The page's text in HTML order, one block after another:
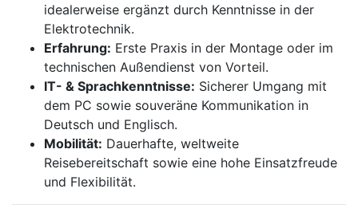
idealerweise ergänzt durch Kenntnisse in der
Elektrotechnik.
Erfahrung: Erste Praxis in der Montage oder im
technischen Außendienst von Vorteil.
IT- & Sprachkenntnisse: Sicherer Umgang mit
dem PC sowie souveräne Kommunikation in
Deutsch und Englisch.
Mobilität: Dauerhafte, weltweite
Reisebereitschaft sowie eine hohe Einsatzfreude
und Flexibilität.